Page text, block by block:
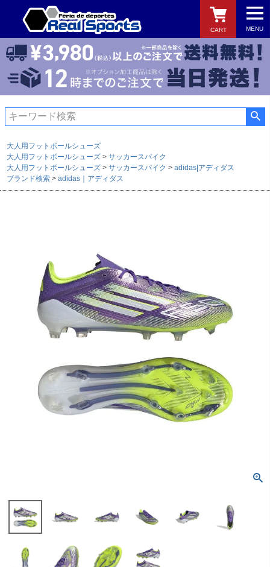
MENU
CART
検索
大人用フットボールシューズ
大人用フットボールシューズ
サッカースパイク
大人用フットボールシューズ
サッカースパイク
adidas|アディダス
ブランド検索
adidas｜アディダス